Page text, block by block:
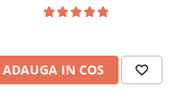
ADAUGA IN COS